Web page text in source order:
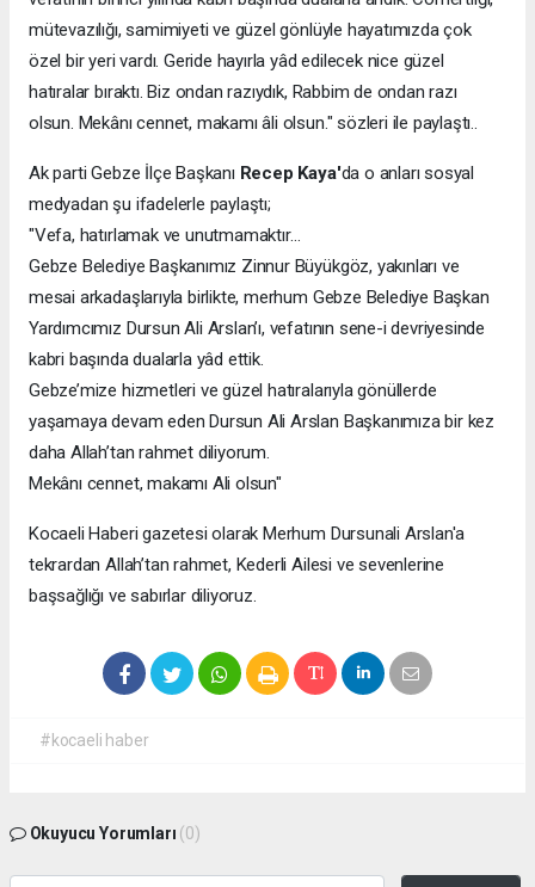
mütevazılığı, samimiyeti ve güzel gönlüyle hayatımızda çok
özel bir yeri vardı. Geride hayırla yâd edilecek nice güzel
hatıralar bıraktı. Biz ondan razıydık, Rabbim de ondan razı
olsun. Mekânı cennet, makamı âli olsun." sözleri ile paylaştı..
Ak parti Gebze İlçe Başkanı Recep Kaya'da o anları sosyal
medyadan şu ifadelerle paylaştı;
"Vefa, hatırlamak ve unutmamaktır…
Gebze Belediye Başkanımız Zinnur Büyükgöz, yakınları ve
mesai arkadaşlarıyla birlikte, merhum Gebze Belediye Başkan
Yardımcımız Dursun Ali Arslan’ı, vefatının sene-i devriyesinde
kabri başında dualarla yâd ettik.
Gebze’mize hizmetleri ve güzel hatıralarıyla gönüllerde
yaşamaya devam eden Dursun Ali Arslan Başkanımıza bir kez
daha Allah’tan rahmet diliyorum.
Mekânı cennet, makamı Ali olsun"
Kocaeli Haberi gazetesi olarak Merhum Dursunali Arslan'a
tekrardan Allah’tan rahmet, Kederli Ailesi ve sevenlerine
başsağlığı ve sabırlar diliyoruz.
#kocaeli haber
Okuyucu Yorumları (0)